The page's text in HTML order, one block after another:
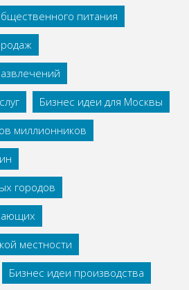
питания
Бизнес идеи для Москвы
миллионников
городов
местности
Бизнес идеи производства